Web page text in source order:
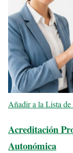
Añadir a la Lista de
Acreditación
Autonómica